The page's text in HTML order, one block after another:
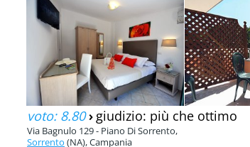
voto: 8.80› giudizio: più che ottimo
Via Bagnulo 129 - Piano Di Sorrento,
Sorrento (NA), Campania